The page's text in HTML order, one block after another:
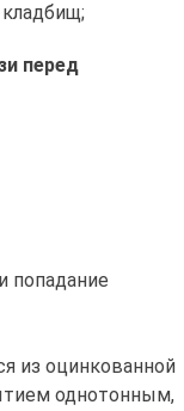
кладбищ;
перед
попадание
из оцинкованной
однотонным,